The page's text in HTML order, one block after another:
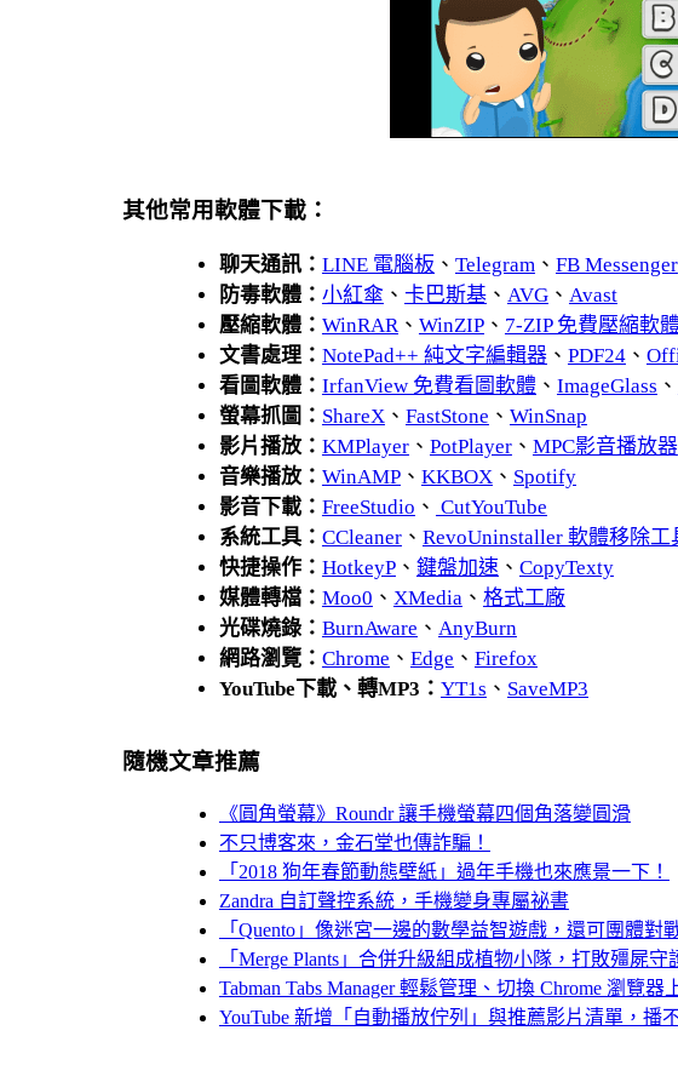
其他常用軟體下載：
聊天通訊： LINE 電腦板 、 Telegram、 FB Messenger
防毒軟體： 小紅傘 、 卡巴斯基、 AVG、 Avast
壓縮軟體： WinRAR、 WinZIP、 7-ZIP 免費壓縮軟
文書處理： NotePad++ 純文字編輯器、 PDF24、
看圖軟體： IrfanView 免費看圖軟體、 ImageGlass 、
螢幕抓圖： ShareX、 FastStone 、 WinSnap
影片播放： KMPlayer、 PotPlayer、 MPC影音播放器
音樂播放： WinAMP、 KKBOX、 Spotify
影音下載： FreeStudio 、 CutYouTube
系統工具： CCleaner、 RevoUninstaller 軟體移除工
快捷操作： HotkeyP、 鍵盤加速、 CopyTexty
媒體轉檔： Moo0 、 XMedia、 格式工廠
光碟燒錄： BurnAware 、 AnyBurn
網路瀏覽： Chrome 、 Edge 、 Firefox
YouTube下載、轉MP3： YT1s 、 SaveMP3
隨機文章推薦
《圓角螢幕》Roundr 讓手機螢幕四個角落變圓滑
不只博客來，金石堂也傳詐騙！
「2018 狗年春節動態壁紙」過年手機也來應景一下！
Zandra 自訂聲控系統，手機變身專屬祕書
「Quento」像迷宮一邊的數學益智遊戲，還可團體對
「Merge Plants」合併升級組成植物小隊，打敗殭屍守
Tabman Tabs Manager 輕鬆管理、切換 Chrome 瀏覽器
YouTube 新增「自動播放佇列」與推薦影片清單，播